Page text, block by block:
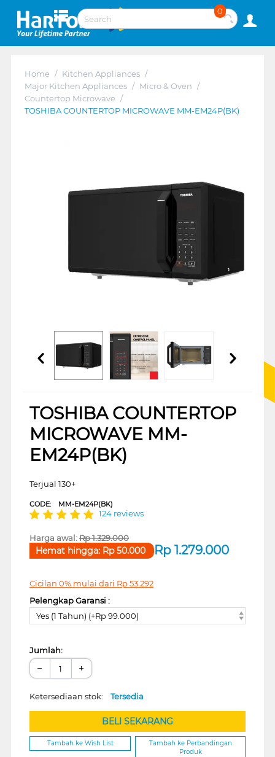
0
Home / Kitchen Appliances /
Major Kitchen Appliances / Micro & Oven /
Countertop Microwave /
TOSHIBA COUNTERTOP MICROWAVE MM-EM24P(BK)
TOSHIBA COUNTERTOP
MICROWAVE MM-
EM24P(BK)
Terjual 130+
CODE: MM-EM24P(BK)
124 reviews
Harga awal:Rp1.329.000
Rp 1.279.000
Hemat hingga: Rp50.000
Cicilan 0% mulai dari Rp53.292
Pelengkap Garansi :
Yes (1 Tahun) (+Rp 99.000)
Jumlah:
− +
Ketersediaan stok: Tersedia
BELI SEKARANG
Tambah ke Wish List
Tambah ke Perbandingan
Produk